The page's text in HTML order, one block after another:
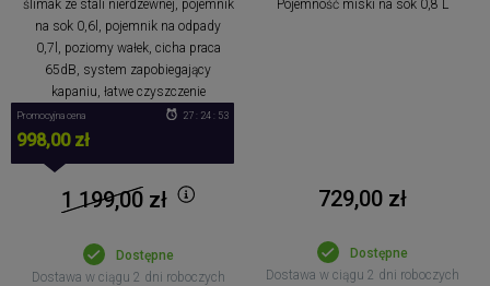
ślimak ze stali nierdzewnej, pojemnik
na sok 0,6l, pojemnik na odpady
0,7l, poziomy wałek, cicha praca
65dB, system zapobiegający
kapaniu, łatwe czyszczenie
Promocyjna cena
998,00 zł
27 : 24 : 53
1 199,00zł
Dostępne
Dostawa w ciągu 2 dni roboczych
Pojemność miski na sok 0,8 L
729,00 zł
Dostępne
Dostawa w ciągu 2 dni roboczych